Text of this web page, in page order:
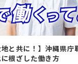
地と共に！】沖縄県庁
根ざした働き方